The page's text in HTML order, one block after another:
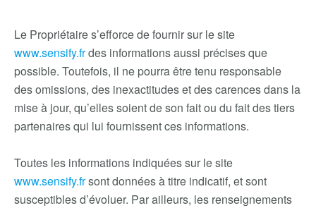
Le Propriétaire s’efforce de fournir sur le site
www.sensify.frdes informations aussi précises que
possible. Toutefois, il ne pourra être tenu responsable
des omissions, des inexactitudes et des carences dans la
mise à jour, qu’elles soient de son fait ou du fait des tiers
partenaires qui lui fournissent ces informations.
Toutes les informations indiquées sur le site
www.sensify.frsont données à titre indicatif, et sont
susceptibles d’évoluer. Par ailleurs, les renseignements